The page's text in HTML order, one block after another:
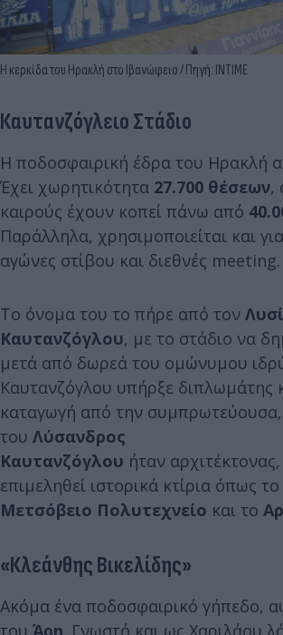
Η κερκίδα του Ηρακλή στο Ιβανώφειο / Πηγή: INTIME
Καυτανζόγλειο Στάδιο
Η ποδοσφαιρική έδρα του Ηρακλή
Έχει χωρητικότητα 27.700 θέσεων,
καιρούς έχουν κοπεί πάνω από
Παράλληλα, χρησιμοποιείται και
αγώνες στίβου και διεθνές meeting.
Το όνομα του το πήρε από τον
Καυτανζόγλου, με το στάδιο να
μετά από δωρεά του ομώνυμου
Καυτανζόγλου υπήρξε διπλωμάτης
καταγωγή από την
του Λύσανδρος
Καυτανζόγλου ήταν
επιμεληθεί ιστορικά κτίρια όπως το
Μετσόβειο Πολυτεχνείο και το
«Κλεάνθης Βικελίδης»
Ακόμα ένα ποδοσφαιρικό γήπεδο,
του Άρη. Γνωστό και ως Χαριλάου